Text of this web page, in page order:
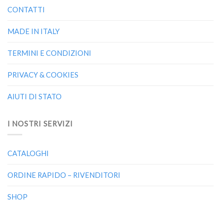
CONTATTI
MADE IN ITALY
TERMINI E CONDIZIONI
PRIVACY & COOKIES
AIUTI DI STATO
I NOSTRI SERVIZI
CATALOGHI
ORDINE RAPIDO – RIVENDITORI
SHOP